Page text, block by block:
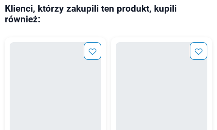
Klienci, którzy zakupili ten produkt, kupili
również: